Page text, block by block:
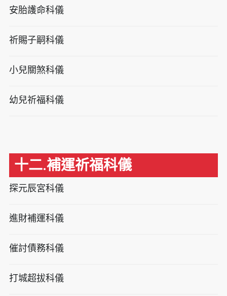
安胎護命科儀
祈賜子嗣科儀
小兒關煞科儀
幼兒祈福科儀
十二.補運祈福科儀
探元辰宮科儀
進財補運科儀
催討債務科儀
打城超拔科儀